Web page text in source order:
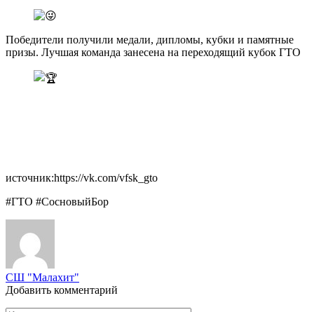
Победители получили медали, дипломы, кубки и памятные
призы. Лучшая команда занесена на переходящий кубок ГТО
источник:https://vk.com/vfsk_gto
#ГТО #СосновыйБор
СШ "Малахит"
Добавить комментарий